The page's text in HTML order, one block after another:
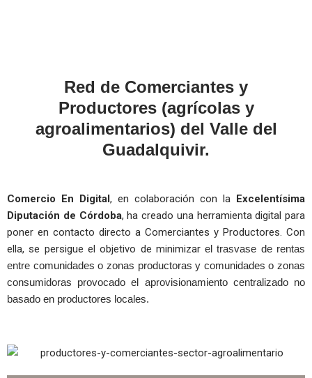
Red de Comerciantes y
Productores (agrícolas y
agroalimentarios) del Valle del
Guadalquivir.
Comercio En Digital, en colaboración con la Excelentísima
Diputación de Córdoba, ha creado una herramienta digital para
poner en contacto directo a Comerciantes y Productores. Con
ella, se persigue el objetivo de minimizarel trasvase de rentas
entre comunidades o zonas productoras y comunidades o zonas
consumidoras provocado el aprovisionamiento centralizado no
basado en productores locales.